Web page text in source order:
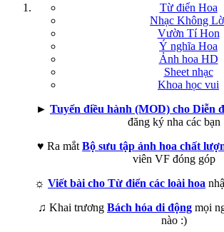
Từ điển Hoa
Nhạc Không
Vườn Tí Hon
Ý nghĩa Hoa
Ảnh hoa HD
Sheet nhạc
Khoa học vui
► Tuyển điều hành (MOD) cho Diễn
đăng ký nha các bạn
♥ Ra mắt Bộ sưu tập ảnh hoa chất
viên VF đóng góp
☼ Viết bài cho Từ điển các loài hoa
♫ Khai trương Bách hóa di động mọi
nào :)